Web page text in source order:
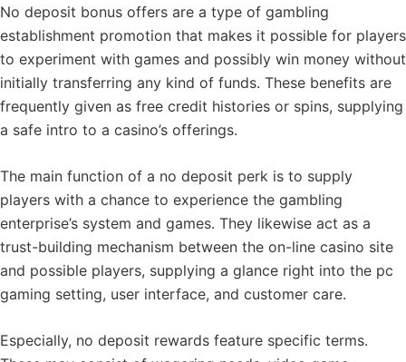
No deposit bonus offers are a type of gambling
establishment promotion that makes it possible for players
to experiment with games and possibly win money without
initially transferring any kind of funds. These benefits are
frequently given as free credit histories or spins, supplying
a safe intro to a casino’s offerings.
The main function of a no deposit perk is to supply
players with a chance to experience the gambling
enterprise’s system and games. They likewise act as a
trust-building mechanism between the on-line casino site
and possible players, supplying a glance right into the pc
gaming setting, user interface, and customer care.
Especially, no deposit rewards feature specific terms.